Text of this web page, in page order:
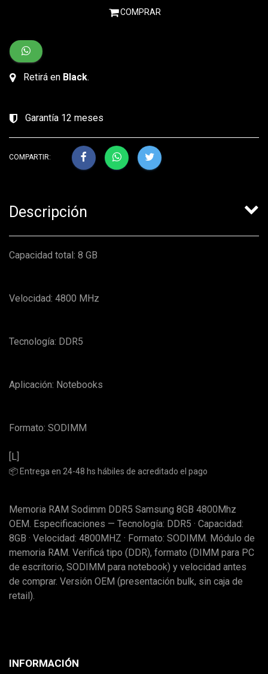
COMPRAR
Retirá en Black.
Garantía 12 meses
COMPARTIR:
Descripción
Capacidad total: 8 GB
Velocidad: 4800 MHz
Tecnología: DDR5
Aplicación: Notebooks
Formato: SODIMM
[L]
📦 Entrega en 24-48 hs hábiles de acreditado el pago
Memoria RAM Sodimm DDR5 Samsung 8GB 4800Mhz
OEM. Especificaciones — Tecnología: DDR5 · Capacidad:
8GB · Velocidad: 4800MHZ · Formato: SODIMM. Módulo de
memoria RAM. Verificá tipo (DDR), formato (DIMM para PC
de escritorio, SODIMM para notebook) y velocidad antes
de comprar. Versión OEM (presentación bulk, sin caja de
retail).
INFORMACIÓN